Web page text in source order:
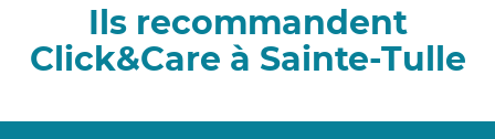
Ils recommandent
Click&Care à Sainte-Tulle